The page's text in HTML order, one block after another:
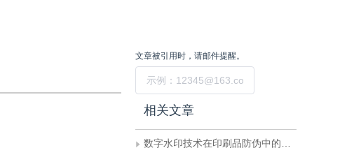
文章被引用时，请邮件提醒。
相关文章
数字水印技术在印刷品防伪中的应用